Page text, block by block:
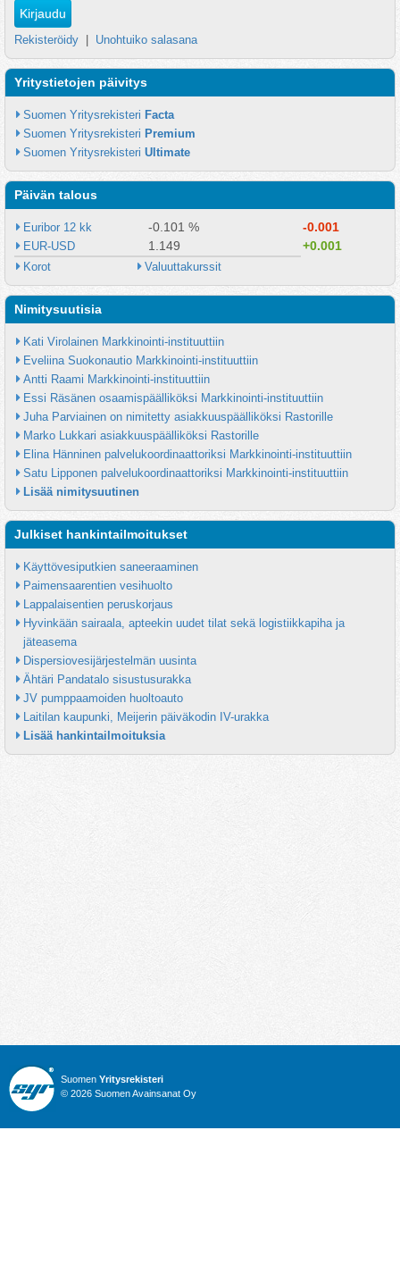
Rekisteröidy Unohtuiko salasana
Yritystietojen päivitys
Suomen Yritysrekisteri Facta
Suomen Yritysrekisteri Premium
Suomen Yritysrekisteri Ultimate
Päivän talous
Euribor 12 kk -0.101 % -0.001
EUR-USD 1.149 +0.001
Korot Valuuttakurssit
Nimitysuutisia
Kati Virolainen Markkinointi-instituuttiin
Eveliina Suokonautio Markkinointi-instituuttiin
Antti Raami Markkinointi-instituuttiin
Essi Räsänen osaamispäälliköksi Markkinointi-instituuttiin
Juha Parviainen on nimitetty asiakkuuspäälliköksi Rastorille
Marko Lukkari asiakkuuspäälliköksi Rastorille
Elina Hänninen palvelukoordinaattoriksi Markkinointi-instituuttiin
Satu Lipponen palvelukoordinaattoriksi Markkinointi-instituuttiin
Lisää nimitysuutinen
Julkiset hankintailmoitukset
Käyttövesiputkien saneeraaminen
Paimensaarentien vesihuolto
Lappalaisentien peruskorjaus
Hyvinkään sairaala, apteekin uudet tilat sekä logistiikkapiha ja
jäteasema
Dispersiovesijärjestelmän uusinta
Ähtäri Pandatalo sisustusurakka
JV pumppaamoiden huoltoauto
Laitilan kaupunki, Meijerin päiväkodin IV-urakka
Lisää hankintailmoituksia
Suomen Yritysrekisteri
© 2026 Suomen Avainsanat Oy